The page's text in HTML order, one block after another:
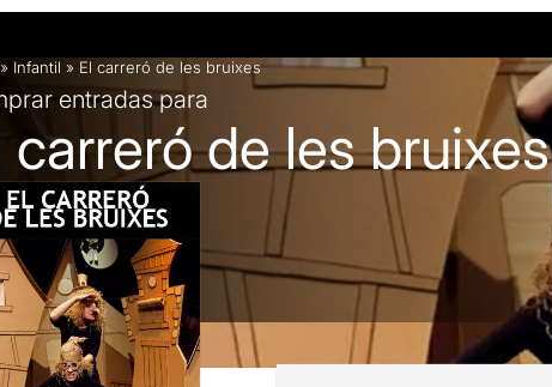
» Infantil » El carreró de les bruixes
entradas para
carreró de les bruixes